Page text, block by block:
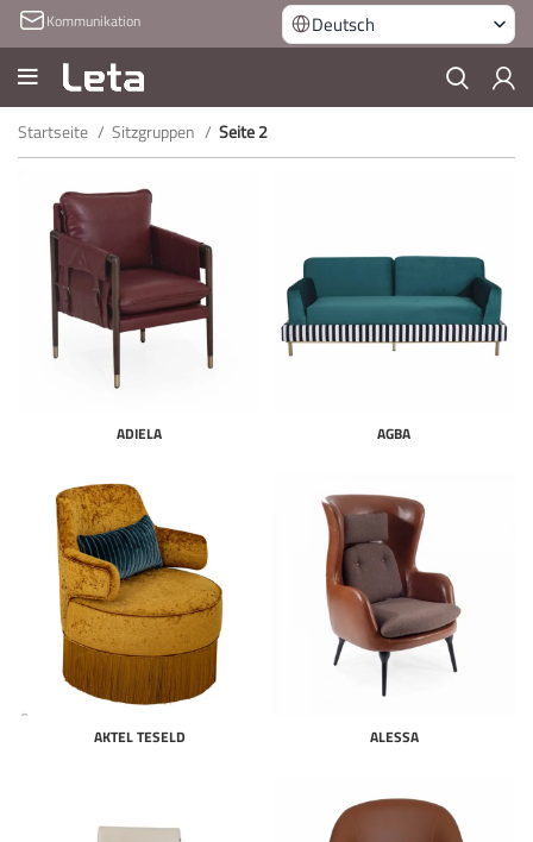
Kommunikation Deutsch
Startseite Sitzgruppen Seite 2
ADIELA AGBA
AKTEL TESELD ALESSA